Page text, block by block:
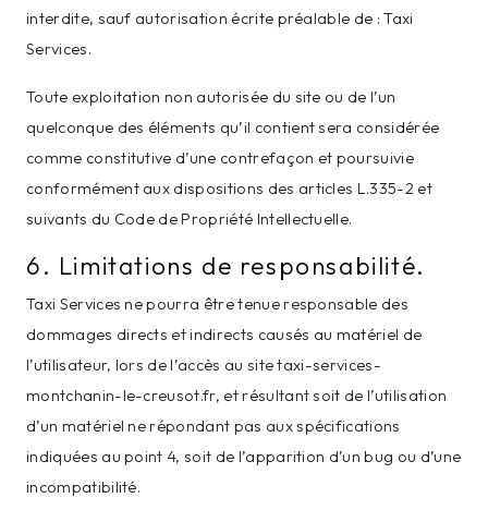
interdite, sauf autorisation écrite préalable de : Taxi
Services.
Toute exploitation non autorisée du site ou de l’un
quelconque des éléments qu’il contient sera considérée
comme constitutive d’une contrefaçon et poursuivie
conformément aux dispositions des articles L.335-2 et
suivants du Code de Propriété Intellectuelle.
6. Limitations de responsabilité.
Taxi Services ne pourra être tenue responsable des
dommages directs et indirects causés au matériel de
l’utilisateur, lors de l’accès au site taxi-services-
montchanin-le-creusot.fr, et résultant soit de l’utilisation
d’un matériel ne répondant pas aux spécifications
indiquées au point 4, soit de l’apparition d’un bug ou d’une
incompatibilité.